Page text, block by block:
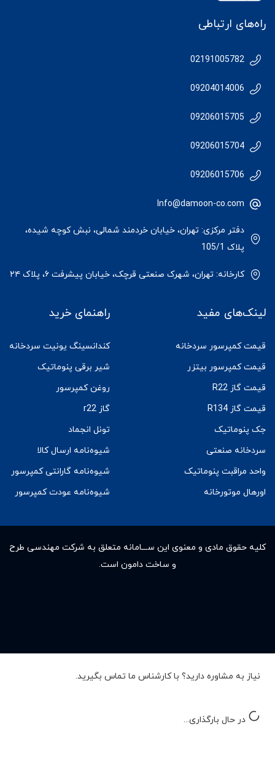
راه‌های ارتباطی
02191005782
09204014006
09206015705
09206015704
09206015706
Info@damoon-co.com
دفتر مرکزی: تهران، خیابان خردمند شمالی، نبش کوچه شیده،
پلاک 105/1
کارخانه: تهران، شهرک صنعتی قرچک، خیابان پیشرفت ۶، پلاک ۲۴
لینک‌های مفید
قیمت کمپرسور سردخانه
قیمت کمپرسور بیتزر
قیمت گاز R22
قیمت گاز R134
جک پنوماتیک
سردخانه صنعتی
واحد مراقبت پنوماتیک
اورهال موتورخانه
راهنمای خرید
کندانسینگ یونیت سردخانه
شیر برقی پنوماتیک
روغن کمپرسور
گاز r22
تونل انجماد
شیوه‌نامه ارسال کالا
شیوه‌نامه گارانتی کمپرسور
شیوه‌نامه عودت کمپرسور
کلیه حقوق مادى و معنوى این ســـامانه متعلق به شرکت مهندسی طرح
و ساخت دامون است.
نیاز به مشاوره دارید؟ با کارشناس ما تماس بگیرید.
در حال بارگذاری...